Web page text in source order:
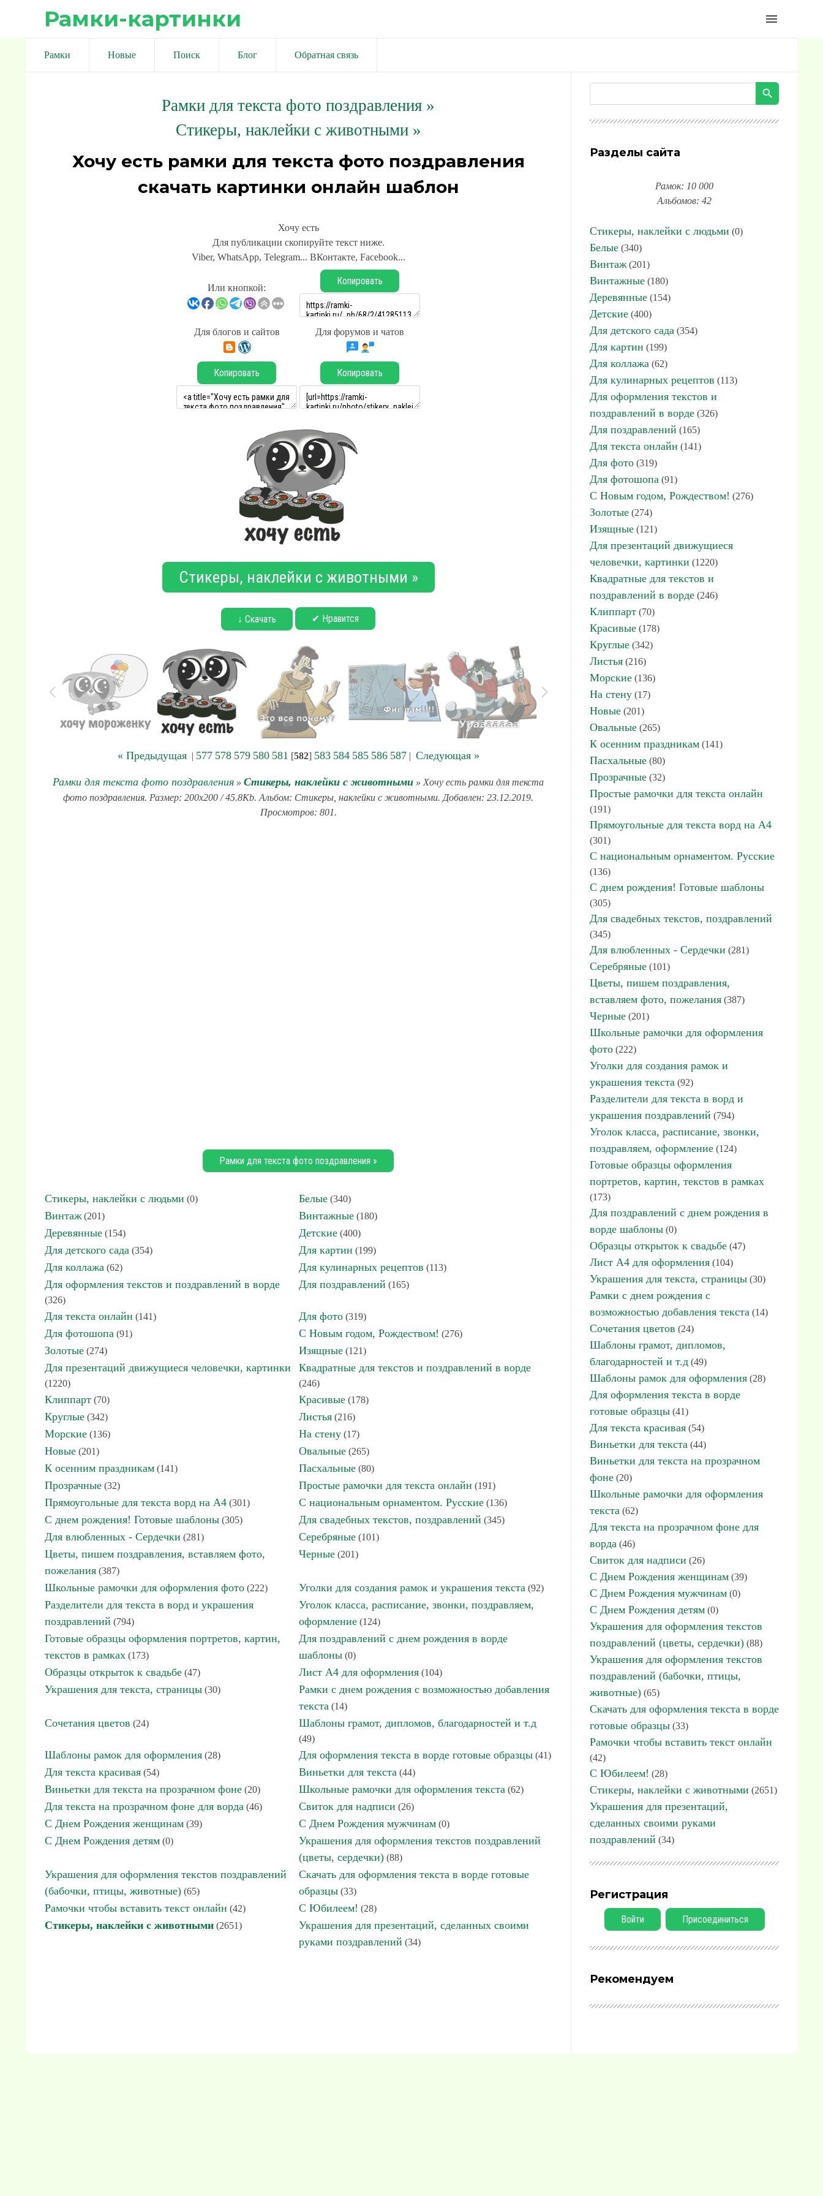
Рамки-картинки menu
Рамки Новые Поиск Блог Обратная связь
Рамки для текста фото поздравления »
Стикеры, наклейки с животными »
Хочу есть рамки для текста фото поздравления
скачать картинки онлайн шаблон
Хочу есть
Для публикации скопируйте текст ниже.
Viber, WhatsApp, Telegram... ВКонтакте, Facebook...
Или кнопкой:
Копировать
Для блогов и сайтов Для форумов и чатов
Копировать Копировать
Стикеры, наклейки с животными »
↓ Скачать ✔ Нравится
« Предыдущая| 577 578 579 580 581 [582] 583 584 585 586 587| Следующая »
Рамки для текста фото поздравления » Стикеры, наклейки с животными » Хочу есть рамки для текста
фото поздравления. Размер: 200x200 / 45.8Kb. Альбом: Стикеры, наклейки с животными. Добавлен: 23.12.2019.
Просмотров: 801.
Рамки для текста фото поздравления »
Стикеры, наклейки с людьми (0) Белые (340)
Винтаж (201) Винтажные (180)
Деревянные (154) Детские (400)
Для детского сада (354) Для картин (199)
Для коллажа (62) Для кулинарных рецептов (113)
Для оформления текстов и поздравлений в ворде
(326)
Для поздравлений (165)
Для текста онлайн (141) Для фото (319)
Для фотошопа (91) С Новым годом, Рождеством! (276)
Золотые (274) Изящные (121)
Для презентаций движущиеся человечки, картинки
(1220)
Квадратные для текстов и поздравлений в ворде
(246)
Клиппарт (70) Красивые (178)
Круглые (342) Листья (216)
Морские (136) На стену (17)
Новые (201) Овальные (265)
К осенним праздникам (141) Пасхальные (80)
Прозрачные (32) Простые рамочки для текста онлайн (191)
Прямоугольные для текста ворд на А4 (301) С национальным орнаментом. Русские (136)
С днем рождения! Готовые шаблоны (305) Для свадебных текстов, поздравлений (345)
Для влюбленных - Сердечки (281) Серебряные (101)
Цветы, пишем поздравления, вставляем фото,
пожелания (387)
Черные (201)
Школьные рамочки для оформления фото (222) Уголки для создания рамок и украшения текста (92)
Разделители для текста в ворд и украшения
поздравлений (794)
Уголок класса, расписание, звонки, поздравляем,
оформление (124)
Готовые образцы оформления портретов, картин,
текстов в рамках (173)
Для поздравлений с днем рождения в ворде
шаблоны (0)
Образцы открыток к свадьбе (47) Лист А4 для оформления (104)
Украшения для текста, страницы (30)
Рамки с днем рождения с возможностью добавления
текста (14)
Сочетания цветов (24) Шаблоны грамот, дипломов, благодарностей и т.д
(49)
Шаблоны рамок для оформления (28) Для оформления текста в ворде готовые образцы (41)
Для текста красивая (54) Виньетки для текста (44)
Виньетки для текста на прозрачном фоне (20) Школьные рамочки для оформления текста (62)
Для текста на прозрачном фоне для ворда (46) Свиток для надписи (26)
С Днем Рождения женщинам (39) С Днем Рождения мужчинам (0)
С Днем Рождения детям (0)
Украшения для оформления текстов поздравлений
(цветы, сердечки) (88)
Украшения для оформления текстов поздравлений
(бабочки, птицы, животные) (65)
Скачать для оформления текста в ворде готовые
образцы (33)
Рамочки чтобы вставить текст онлайн (42) С Юбилеем! (28)
Стикеры, наклейки с животными (2651)
Украшения для презентаций, сделанных своими
руками поздравлений (34)
Разделы сайта
Рамок: 10 000
Альбомов: 42
Стикеры, наклейки с людьми (0)
Белые (340)
Винтаж (201)
Винтажные (180)
Деревянные (154)
Детские (400)
Для детского сада (354)
Для картин (199)
Для коллажа (62)
Для кулинарных рецептов (113)
Для оформления текстов и
поздравлений в ворде (326)
Для поздравлений (165)
Для текста онлайн (141)
Для фото (319)
Для фотошопа (91)
С Новым годом, Рождеством! (276)
Золотые (274)
Изящные (121)
Для презентаций движущиеся
человечки, картинки (1220)
Квадратные для текстов и
поздравлений в ворде (246)
Клиппарт (70)
Красивые (178)
Круглые (342)
Листья (216)
Морские (136)
На стену (17)
Новые (201)
Овальные (265)
К осенним праздникам (141)
Пасхальные (80)
Прозрачные (32)
Простые рамочки для текста онлайн
(191)
Прямоугольные для текста ворд на А4
(301)
С национальным орнаментом. Русские
(136)
С днем рождения! Готовые шаблоны
(305)
Для свадебных текстов, поздравлений
(345)
Для влюбленных - Сердечки (281)
Серебряные (101)
Цветы, пишем поздравления,
вставляем фото, пожелания (387)
Черные (201)
Школьные рамочки для оформления
фото (222)
Уголки для создания рамок и
украшения текста (92)
Разделители для текста в ворд и
украшения поздравлений (794)
Уголок класса, расписание, звонки,
поздравляем, оформление (124)
Готовые образцы оформления
портретов, картин, текстов в рамках
(173)
Для поздравлений с днем рождения в
ворде шаблоны (0)
Образцы открыток к свадьбе (47)
Лист А4 для оформления (104)
Украшения для текста, страницы (30)
Рамки с днем рождения с
возможностью добавления текста (14)
Сочетания цветов (24)
Шаблоны грамот, дипломов,
благодарностей и т.д (49)
Шаблоны рамок для оформления (28)
Для оформления текста в ворде
готовые образцы (41)
Для текста красивая (54)
Виньетки для текста (44)
Виньетки для текста на прозрачном
фоне (20)
Школьные рамочки для оформления
текста (62)
Для текста на прозрачном фоне для
ворда (46)
Свиток для надписи (26)
С Днем Рождения женщинам (39)
С Днем Рождения мужчинам (0)
С Днем Рождения детям (0)
Украшения для оформления текстов
поздравлений (цветы, сердечки) (88)
Украшения для оформления текстов
поздравлений (бабочки, птицы,
животные) (65)
Скачать для оформления текста в ворде
готовые образцы (33)
Рамочки чтобы вставить текст онлайн
(42)
С Юбилеем! (28)
Стикеры, наклейки с животными (2651)
Украшения для презентаций,
сделанных своими руками
поздравлений (34)
Регистрация
Войти Присоединиться
Рекомендуем